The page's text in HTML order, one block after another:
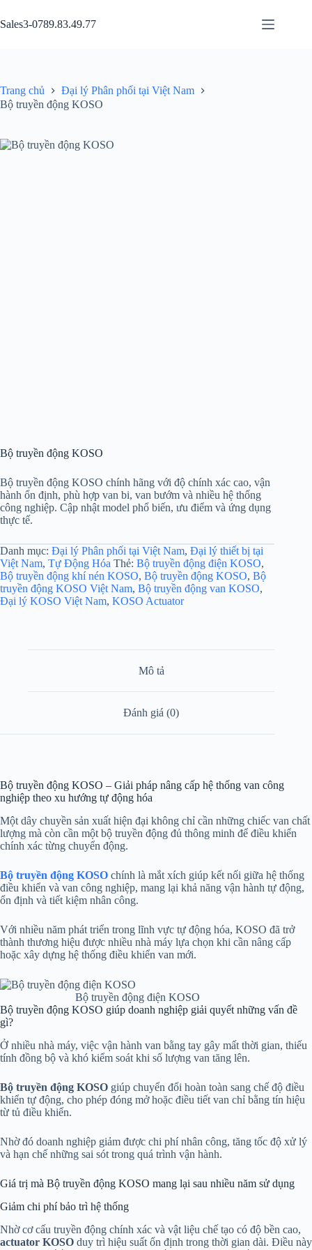
đến
phần
Sales3-0789.83.49.77
Trang chủ
Đại lý Phân phối tại Việt Nam
Bộ truyền động KOSO
Bộ truyền động KOSO
Bộ truyền động KOSO chính hãng với độ chính xác cao, vận
hành ổn định, phù hợp van bi, van bướm và nhiều hệ thống
công nghiệp. Cập nhật model phổ biến, ưu điểm và ứng dụng
thực tế.
Danh mục: Đại lý Phân phối tại Việt Nam, Đại lý thiết bị tại
Việt Nam, Tự Động Hóa Thẻ: Bộ truyền động điện KOSO,
Bộ truyền động khí nén KOSO, Bộ truyền động KOSO, Bộ
truyền động KOSO Việt Nam, Bộ truyền động van KOSO,
Đại lý KOSO Việt Nam, KOSO Actuator
Mô tả
Đánh giá (0)
Bộ truyền động KOSO – Giải pháp nâng cấp hệ thống van công
nghiệp theo xu hướng tự động hóa
Một dây chuyền sản xuất hiện đại không chỉ cần những chiếc van chất
lượng mà còn cần một bộ truyền động đủ thông minh để điều khiển
chính xác từng chuyển động.
Bộ truyền động KOSO chính là mắt xích giúp kết nối giữa hệ thống
điều khiển và van công nghiệp, mang lại khả năng vận hành tự động,
ổn định và tiết kiệm nhân công.
Với nhiều năm phát triển trong lĩnh vực tự động hóa, KOSO đã trở
thành thương hiệu được nhiều nhà máy lựa chọn khi cần nâng cấp
hoặc xây dựng hệ thống điều khiển van mới.
Bộ truyền động điện KOSO
Bộ truyền động KOSO giúp doanh nghiệp giải quyết những vấn đề
gì?
Ở nhiều nhà máy, việc vận hành van bằng tay gây mất thời gian, thiếu
tính đồng bộ và khó kiểm soát khi số lượng van tăng lên.
Bộ truyền động KOSO giúp chuyển đổi hoàn toàn sang chế độ điều
khiển tự động, cho phép đóng mở hoặc điều tiết van chỉ bằng tín hiệu
từ tủ điều khiển.
Nhờ đó doanh nghiệp giảm được chi phí nhân công, tăng tốc độ xử lý
và hạn chế những sai sót trong quá trình vận hành.
Giá trị mà Bộ truyền động KOSO mang lại sau nhiều năm sử dụng
Giảm chi phí bảo trì hệ thống
Nhờ cơ cấu truyền động chính xác và vật liệu chế tạo có độ bền cao,
actuator KOSO duy trì hiệu suất ổn định trong thời gian dài. Điều này